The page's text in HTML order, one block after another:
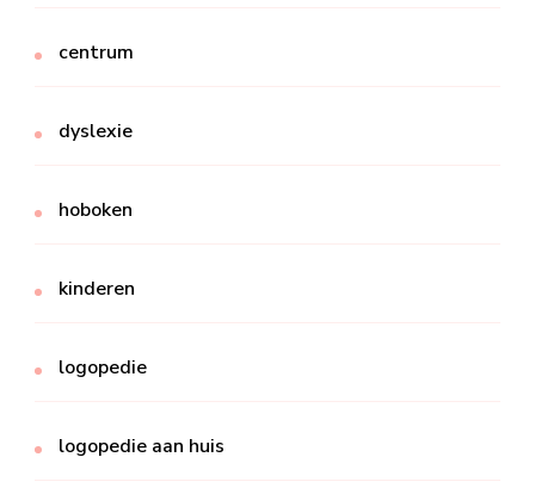
centrum
dyslexie
hoboken
kinderen
logopedie
logopedie aan huis